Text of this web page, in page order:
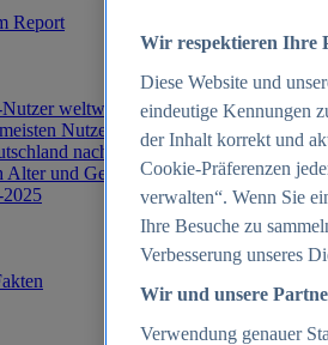
Report
weltweit 2012-2025
Nutzern weltweit 2025
nach Generationen 2025
Alter und Geschlecht in Deutschland 2025
2025
Wir respektieren Ihre
Diese Website und
eindeutige Kennungen
der Inhalt korrekt und
Cookie-Präferenzen
verwalten“. Wenn Sie
Ihre Besuche zu
Verbesserung unseres
Wir und unsere
Verwendung genauer